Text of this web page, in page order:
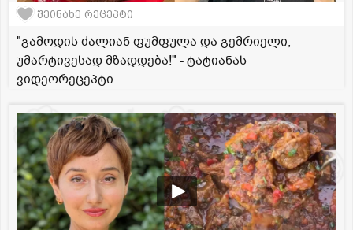
შეინახე რეცეპტი
"გამოდის ძალიან ფუმფულა და გემრიელი,
უმარტივესად მზადდება!" - ტატიანას
ვიდეორეცეპტი